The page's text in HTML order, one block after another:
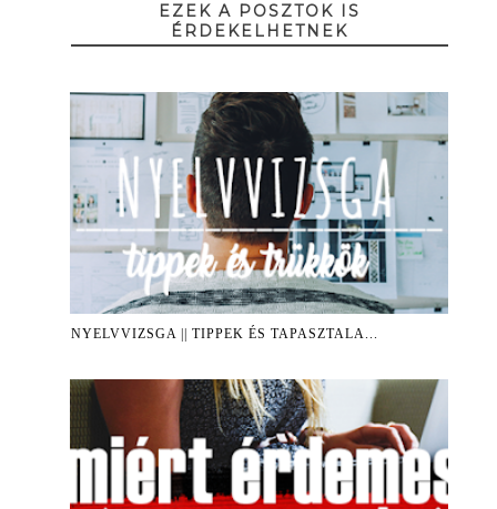
EZEK A POSZTOK IS
ÉRDEKELHETNEK
NYELVVIZSGA || TIPPEK ÉS TAPASZTALA...